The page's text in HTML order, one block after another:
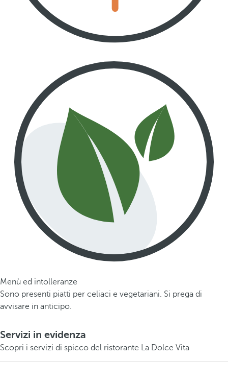
Menù ed intolleranze
Sono presenti piatti per celiaci e vegetariani. Si prega di
avvisare in anticipo.
Servizi in evidenza
Scopri i servizi di spicco del ristorante La Dolce Vita